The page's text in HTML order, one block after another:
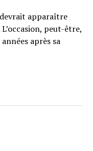
apparaître
peut-être,
après sa